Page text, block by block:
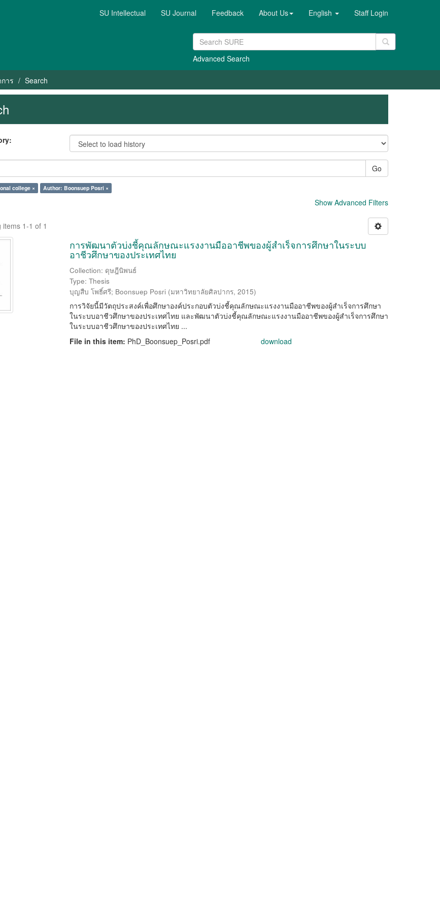
SU Intellectual SU Journal Feedback About Us English Staff Login
Advanced Search
าร Search
Go
college × Author: Boonsuep Posri ×
Show Advanced Filters
items 1-1 of 1
การพัฒนาตัวบ่งชี้คุณลักษณะแรงงานมืออาชีพของผู้สำเร็จการศึกษาในระบบ
อาชีวศึกษาของประเทศไทย
Collection: ดุษฎีนิพนธ์
Type: Thesis
บุญสืบ โพธิ์ศรี; Boonsuep Posri (มหาวิทยาลัยศิลปากร, 2015)
การวิจัยนี้มีวัตถุประสงค์เพื่อศึกษาองค์ประกอบตัวบ่งชี้คุณลักษณะแรงงานมืออาชีพของผู้สำเร็จการศึกษา
ในระบบอาชีวศึกษาของประเทศไทย และพัฒนาตัวบ่งชี้คุณลักษณะแรงงานมืออาชีพของผู้สำเร็จการศึกษา
ในระบบอาชีวศึกษาของประเทศไทย ...
File in this item: PhD_Boonsuep_Posri.pdf download